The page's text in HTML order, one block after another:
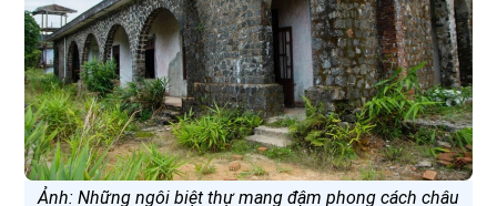
Ảnh: Những ngôi biệt thự mang đậm phong cách châu